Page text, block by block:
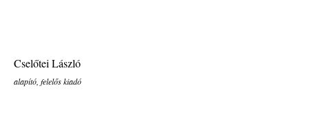
Cselőtei László
alapító, felelős kiadó